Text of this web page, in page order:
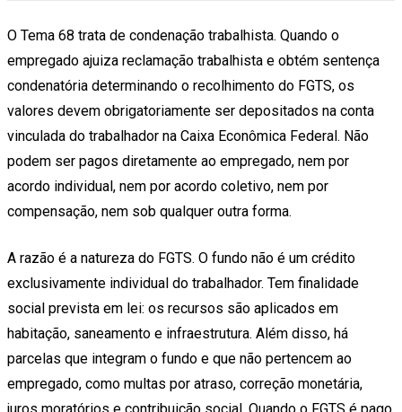
O Tema 68 trata de condenação trabalhista. Quando o
empregado ajuiza reclamação trabalhista e obtém sentença
condenatória determinando o recolhimento do FGTS, os
valores devem obrigatoriamente ser depositados na conta
vinculada do trabalhador na Caixa Econômica Federal. Não
podem ser pagos diretamente ao empregado, nem por
acordo individual, nem por acordo coletivo, nem por
compensação, nem sob qualquer outra forma.
A razão é a natureza do FGTS. O fundo não é um crédito
exclusivamente individual do trabalhador. Tem finalidade
social prevista em lei: os recursos são aplicados em
habitação, saneamento e infraestrutura. Além disso, há
parcelas que integram o fundo e que não pertencem ao
empregado, como multas por atraso, correção monetária,